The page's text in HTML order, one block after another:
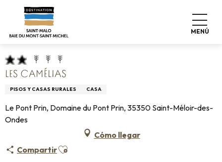
contenu
MENÚ
Home Pro & Prensa
Alojamiento +
Clasificación & etiquetas
Alojamiento turístico amueblado
LES CAMÉLIAS
PISOS Y CASAS RURALES CASA
Le Pont Prin, Domaine du Pont Prin, 35350 Saint-Méloir-des-
Ondes
Cómo llegar
CompartirAjouter aux favoris